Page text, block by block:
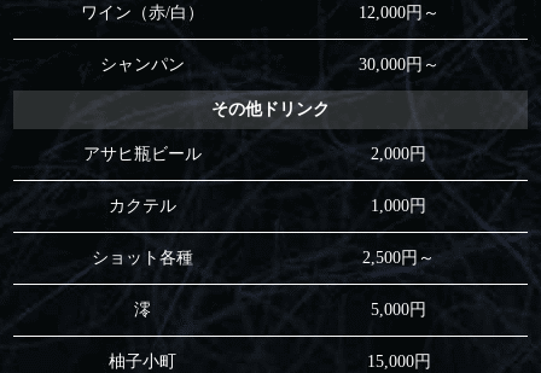
ワイン（赤/白） 12,000円～
シャンパン 30,000円～
その他ドリンク
アサヒ瓶ビール 2,000円
カクテル 1,000円
ショット各種 2,500円～
澪 5,000円
柚子小町 15,000円